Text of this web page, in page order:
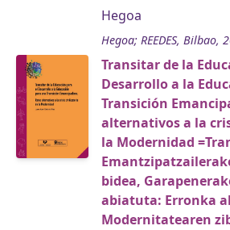
Hegoa
Hegoa; REEDES, Bilbao,
Transitar de la
Desarrollo a la
Transición
alternativos a la
la Modernidad
bidea,
abiatuta: Erronka
Modernitatearen